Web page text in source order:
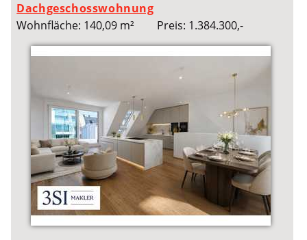
Dachgeschosswohnung
Wohnfläche: 140,09 m²
Preis: 1.384.300,-